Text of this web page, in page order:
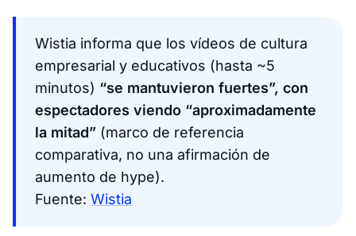
Wistia informa que los vídeos de cultura
empresarial y educativos (hasta ~5
minutos) “se mantuvieron fuertes”, con
espectadores viendo “aproximadamente
la mitad” (marco de referencia
comparativa, no una afirmación de
aumento de hype).
Fuente: Wistia